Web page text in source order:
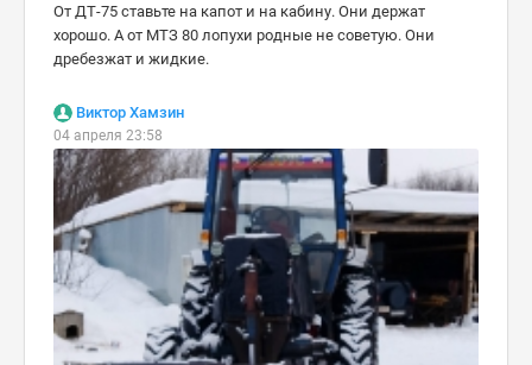
От ДТ-75 ставьте на капот и на кабину. Они держат
хорошо. А от МТЗ 80 лопухи родные не советую. Они
дребезжат и жидкие.
Виктор Хамзин
04 апреля 23:58